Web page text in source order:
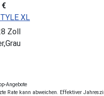
XL
Zoll
Angebote
Rate kann abweichen. Effektiver